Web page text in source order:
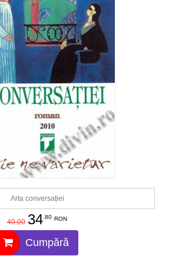
Arta conversației
40.00 34.80 RON
Cumpără